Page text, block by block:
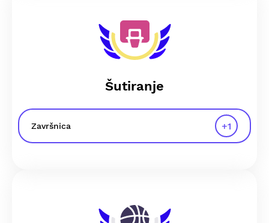
Šutiranje
Završnica +1